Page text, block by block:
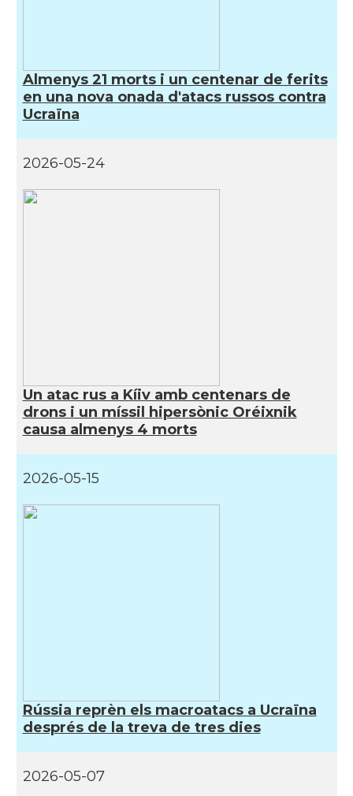
Almenys 21 morts i un centenar de ferits
en una nova onada d'atacs russos contra
Ucraïna
2026-05-24
Un atac rus a Kíiv amb centenars de
drons i un míssil hipersònic Oréixnik
causa almenys 4 morts
2026-05-15
Rússia reprèn els macroatacs a Ucraïna
després de la treva de tres dies
2026-05-07